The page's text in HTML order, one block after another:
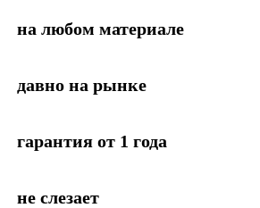
на любом материале
давно на рынке
гарантия от 1 года
не слезает